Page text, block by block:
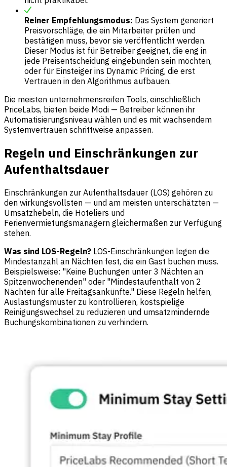
Reiner Empfehlungsmodus: Das System generiert
Preisvorschläge, die ein Mitarbeiter prüfen und
bestätigen muss, bevor sie veröffentlicht werden.
Dieser Modus ist für Betreiber geeignet, die eng in
jede Preisentscheidung eingebunden sein möchten,
oder für Einsteiger ins Dynamic Pricing, die erst
Vertrauen in den Algorithmus aufbauen.
Die meisten unternehmensreifen Tools, einschließlich
PriceLabs, bieten beide Modi — Betreiber können ihr
Automatisierungsniveau wählen und es mit wachsendem
Systemvertrauen schrittweise anpassen.
Regeln und Einschränkungen zur
Aufenthaltsdauer
Einschränkungen zur Aufenthaltsdauer (LOS) gehören zu
den wirkungsvollsten — und am meisten unterschätzten —
Umsatzhebeln, die Hoteliers und
Ferienvermietungsmanagern gleichermaßen zur Verfügung
stehen.
Was sind LOS-Regeln? LOS-Einschränkungen legen die
Mindestanzahl an Nächten fest, die ein Gast buchen muss.
Beispielsweise: "Keine Buchungen unter 3 Nächten an
Spitzenwochenenden" oder "Mindestaufenthalt von 2
Nächten für alle Freitagsankünfte." Diese Regeln helfen,
Auslastungsmuster zu kontrollieren, kostspielige
Reinigungswechsel zu reduzieren und umsatzmindernde
Buchungskombinationen zu verhindern.